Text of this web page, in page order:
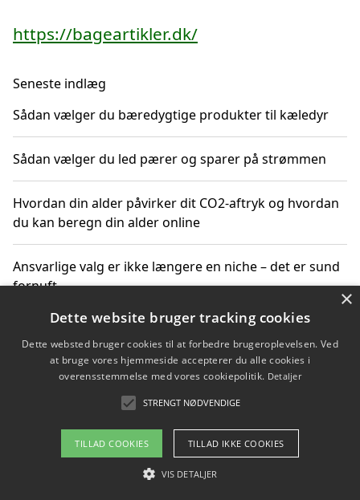
https://bageartikler.dk/
Seneste indlæg
Sådan vælger du bæredygtige produkter til kæledyr
Sådan vælger du led pærer og sparer på strømmen
Hvordan din alder påvirker dit CO2-aftryk og hvordan
du kan beregn din alder online
Ansvarlige valg er ikke længere en niche – det er sund
fornuft
Sådan kan du handle bæredygtigt og bestil med
faktura
Om / kontakt
Blog Betingelser
×
Dette website bruger tracking cookies
Dette websted bruger cookies til at forbedre brugeroplevelsen. Ved
at bruge vores hjemmeside accepterer du alle cookies i
overensstemmelse med vores cookiepolitik. Detaljer
STRENGT NØDVENDIGE
TILLAD COOKIES TILLAD IKKE COOKIES
VIS DETALJER